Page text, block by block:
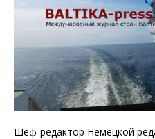
Шеф-редактор Немецкой